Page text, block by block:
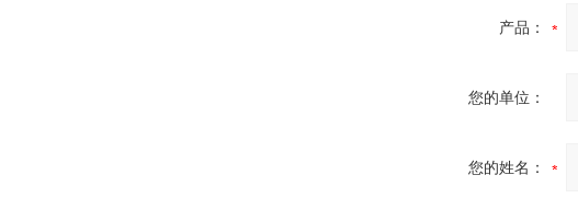
产品：
您的单位：
您的姓名：